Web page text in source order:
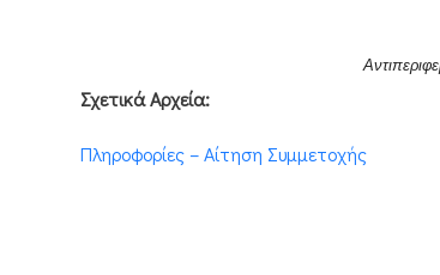
Σχετικά Αρχεία:
Πληροφορίες – Αίτηση Συμμετοχής